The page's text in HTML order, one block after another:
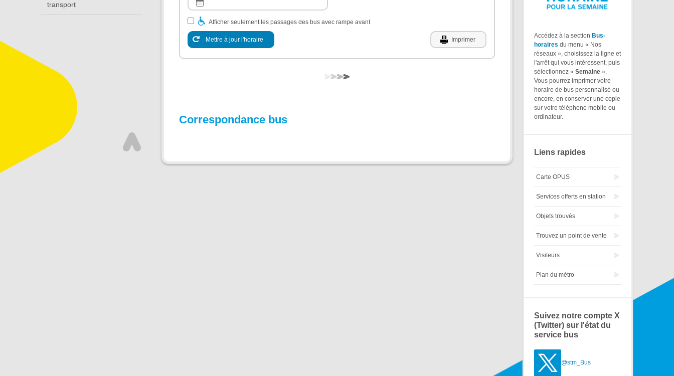
transport
Afficher seulement les passages des bus avec rampe avant
Mettre à jour l'horaire Imprimer
Correspondance bus
Accédez à la section Bus-
horaires du menu « Nos
réseaux », choisissez la ligne et
l'arrêt qui vous intéressent, puis
sélectionnez « Semaine ».
Vous pourrez imprimer votre
horaire de bus personnalisé ou
encore, en conserver une copie
sur votre téléphone mobile ou
ordinateur.
Liens rapides
Carte OPUS
Services offerts en station
Objets trouvés
Trouvez un point de vente
Visiteurs
Plan du métro
Suivez notre compte X
(Twitter) sur l'état du
service bus
@stm_Bus